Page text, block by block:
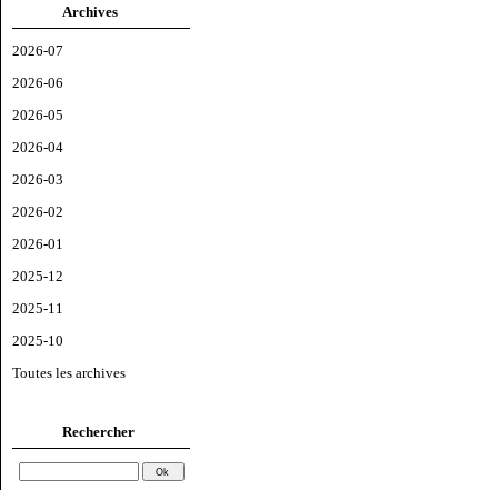
Archives
2026-07
2026-06
2026-05
2026-04
2026-03
2026-02
2026-01
2025-12
2025-11
2025-10
Toutes les archives
Rechercher